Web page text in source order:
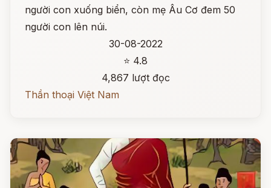
người con xuống biển, còn mẹ Âu Cơ đem 50
người con lên núi.
30-08-2022
⭐ 4.8
4,867 lượt đọc
Thần thoại Việt Nam